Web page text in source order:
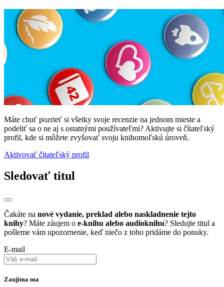
Máte chuť pozrieť si všetky svoje recenzie na jednom mieste a
podeliť sa o ne aj s ostatnými používateľmi? Aktivujte si čítateľský
profil, kde si môžete zvyšovať svoju knihomoľskú úroveň.
Aktivovať čitateľský profil
Sledovať titul
Čakáte na nové vydanie, preklad alebo naskladnenie tejto
knihy? Máte záujem o e-knihu alebo audioknihu? Sledujte titul a
pošleme vám upozornenie, keď niečo z toho pridáme do ponuky.
E-mail
Zaujíma ma